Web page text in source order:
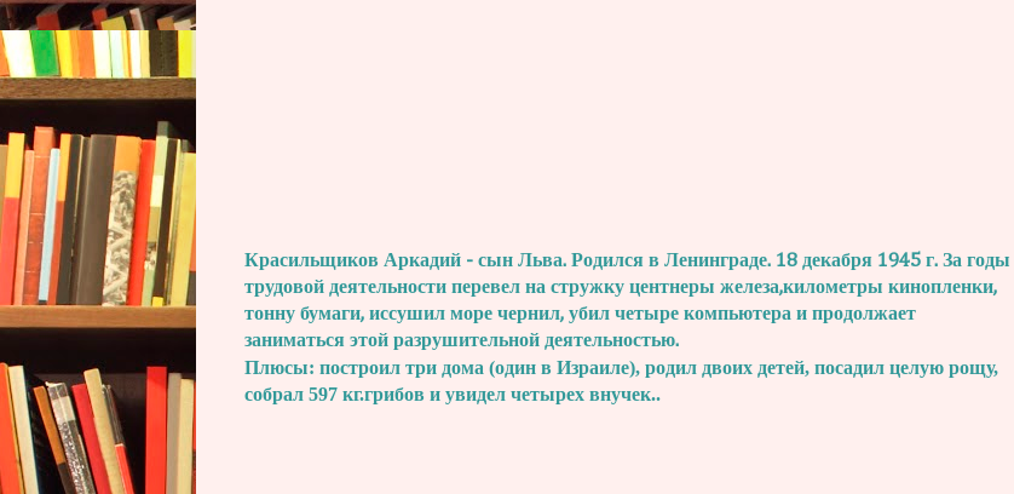
Красильщиков Аркадий - сын Льва. Родился в Ленинграде. 18 декабря 1945 г. За годы
трудовой деятельности перевел на стружку центнеры железа,километры кинопленки,
тонну бумаги, иссушил море чернил, убил четыре компьютера и продолжает
заниматься этой разрушительной деятельностью.
Плюсы: построил три дома (один в Израиле), родил двоих детей, посадил целую рощу,
собрал 597 кг.грибов и увидел четырех внучек..